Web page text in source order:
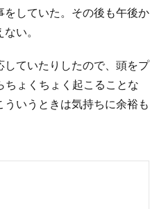
していた。その後も午後か
い。
ていたりしたので、頭をプ
ちょくちょく起こることな
いうときは気持ちに余裕も